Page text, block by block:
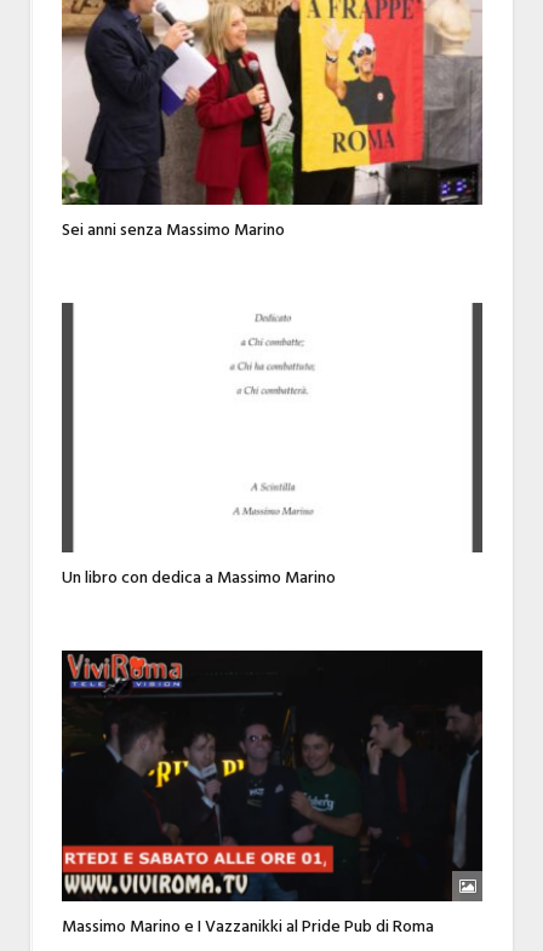
Sei anni senza Massimo Marino
Un libro con dedica a Massimo Marino
Massimo Marino e I Vazzanikki al Pride Pub di Roma